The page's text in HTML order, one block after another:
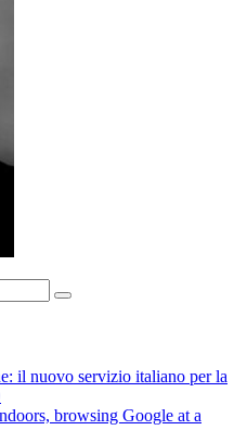
il nuovo servizio italiano per la